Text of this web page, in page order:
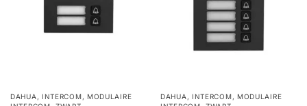
DAHUA , INTERCOM, MODULAIRE
DAHUA , INTERCOM, MODULAIRE